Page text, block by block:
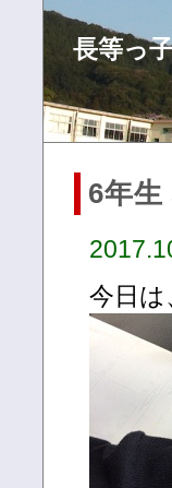
長等っ
6年生
今日